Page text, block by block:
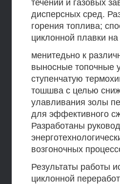
течений и газовых
дисперсных сред.
горения топлива;
циклонной плавки
менитедьно к
выносные топочные
ступенчатую
тошшва с целью
улавливания золы
для эффективного
Разработаны
возгоночных
Результаты работы
циклонной